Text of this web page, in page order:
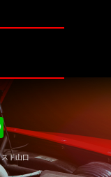
ト山口